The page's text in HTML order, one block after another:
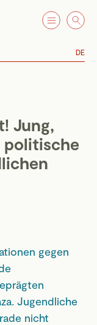
DE
Jung,
politische
gegen
Jugendliche
nicht